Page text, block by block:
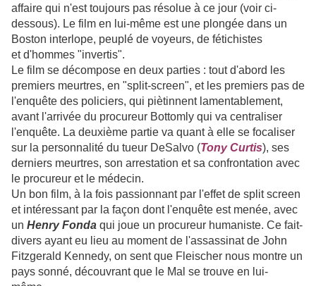
affaire qui n'est toujours pas résolue à ce jour (voir ci-
dessous). Le film en lui-même est une plongée dans un
Boston interlope, peuplé de voyeurs, de fétichistes
et d'hommes "invertis".
Le film se décompose en deux parties : tout d'abord les
premiers meurtres, en "split-screen", et les premiers pas de
l'enquête des policiers, qui piètinnent lamentablement,
avant l'arrivée du procureur Bottomly qui va centraliser
l'enquête. La deuxième partie va quant à elle se focaliser
sur la personnalité du tueur DeSalvo (Tony Curtis), ses
derniers meurtres, son arrestation et sa confrontation avec
le procureur et le médecin.
Un bon film, à la fois passionnant par l'effet de split screen
et intéressant par la façon dont l'enquête est menée, avec
un Henry Fonda qui joue un procureur humaniste. Ce fait-
divers ayant eu lieu au moment de l'assassinat de John
Fitzgerald Kennedy, on sent que Fleischer nous montre un
pays sonné, découvrant que le Mal se trouve en lui-